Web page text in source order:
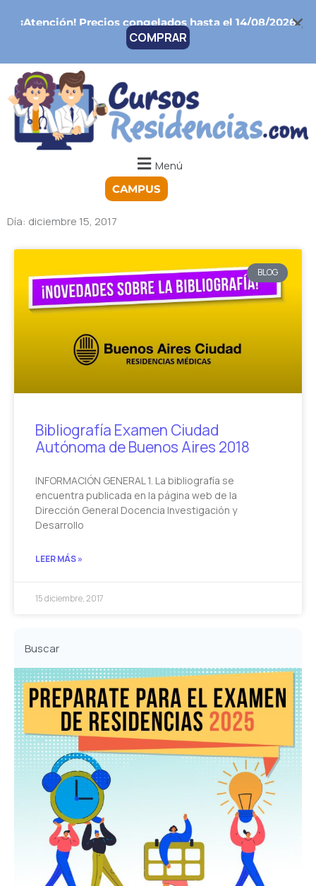
¡Atención!Precios congelados hasta el 14/08/2026
COMPRAR
Menú
CAMPUS
Día: diciembre 15, 2017
BLOG
Bibliografía Examen Ciudad
Autónoma de Buenos Aires 2018
INFORMACIÓN GENERAL 1. La bibliografía se
encuentra publicada en la página web de la
Dirección General Docencia Investigación y
Desarrollo
LEER MÁS »
15 diciembre, 2017